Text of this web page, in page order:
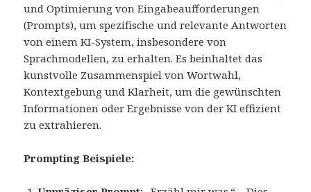
und Optimierung von Eingabeaufforderungen
(Prompts), um spezifische und relevante Antworten
von einem KI-System, insbesondere von
Sprachmodellen, zu erhalten. Es beinhaltet das
kunstvolle Zusammenspiel von Wortwahl,
Kontextgebung und Klarheit, um die gewünschten
Informationen oder Ergebnisse von der KI effizient
zu extrahieren.
Prompting Beispiele: